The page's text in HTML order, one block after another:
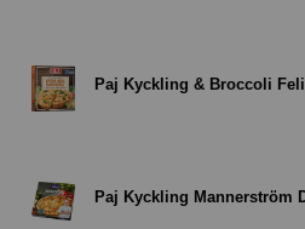
Paj Kyckling & Broccoli
Paj Kyckling Mannerström